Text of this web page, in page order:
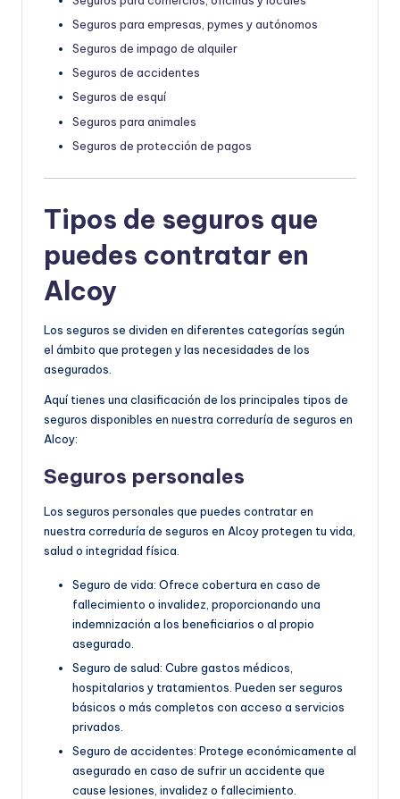
Seguros para empresas, pymes y autónomos
Seguros de impago de alquiler
Seguros de accidentes
Seguros de esquí
Seguros para animales
Seguros de protección de pagos
Tipos de seguros que
puedes contratar en
Alcoy
Los seguros se dividen en diferentes categorías según
el ámbito que protegen y las necesidades de los
asegurados.
Aquí tienes una clasificación de los principales tipos de
seguros disponibles en nuestra correduría de seguros en
Alcoy:
Seguros personales
Los seguros personales que puedes contratar en
nuestra correduría de seguros en Alcoy protegen tu vida,
salud o integridad física.
Seguro de vida: Ofrece cobertura en caso de
fallecimiento o invalidez, proporcionando una
indemnización a los beneficiarios o al propio
asegurado.
Seguro de salud: Cubre gastos médicos,
hospitalarios y tratamientos. Pueden ser seguros
básicos o más completos con acceso a servicios
privados.
Seguro de accidentes: Protege económicamente al
asegurado en caso de sufrir un accidente que
cause lesiones, invalidez o fallecimiento.